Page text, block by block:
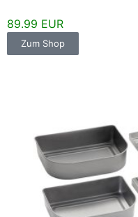
89.99 EUR
Zum Shop